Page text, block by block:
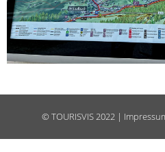
©TOURISVIS2022 |